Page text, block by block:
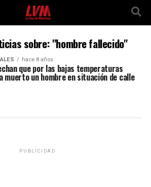
sobre: "hombre fallecido"
hace 8 años
que por las bajas temperaturas
muerto un hombre en situación de calle
PUBLICIDAD